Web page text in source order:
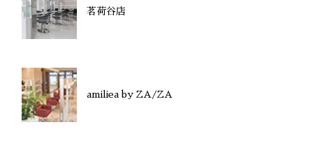
茗荷谷店
amiliea by ZA/ZA